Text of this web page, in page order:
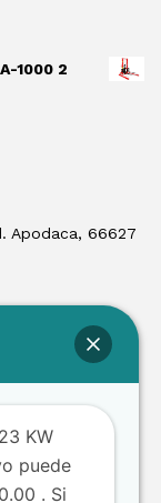
1000 2
Apodaca, 66627
KW
puede
. Si